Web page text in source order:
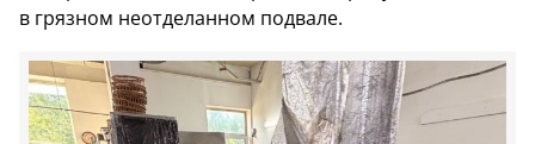
в грязном неотделанном подвале.